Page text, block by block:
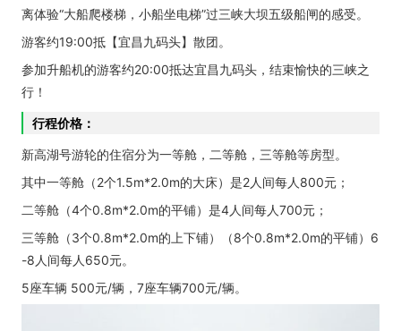
离体验“大船爬楼梯，小船坐电梯”过三峡大坝五级船闸的感受。
游客约19:00抵【宜昌九码头】散团。
参加升船机的游客约20:00抵达宜昌九码头，结束愉快的三峡之
行！
行程价格：
新高湖号游轮的住宿分为一等舱，二等舱，三等舱等房型。
其中一等舱（2个1.5m*2.0m的大床）是2人间每人800元；
二等舱（4个0.8m*2.0m的平铺）是4人间每人700元；
三等舱（3个0.8m*2.0m的上下铺）（8个0.8m*2.0m的平铺）6
-8人间每人650元。
5座车辆 500元/辆，7座车辆700元/辆。